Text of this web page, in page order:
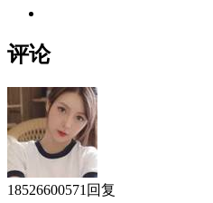
评论
18526600571 回复